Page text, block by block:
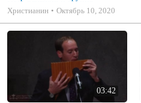
Христианин
Октябрь 10, 2020
03:42